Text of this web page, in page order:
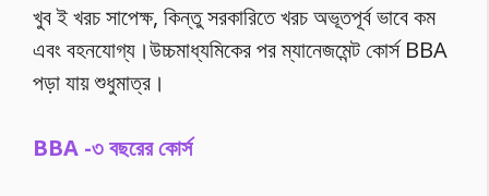
খুব ই খরচ সাপেক্ষ, কিন্তু সরকারিতে খরচ অভূতপূর্ব ভাবে কম
এবং বহনযোগ্য।উচ্চমাধ্যমিকের পর ম্যানেজমেন্ট কোর্স BBA
পড়া যায় শুধুমাত্র।
BBA -৩ বছরের কোর্স